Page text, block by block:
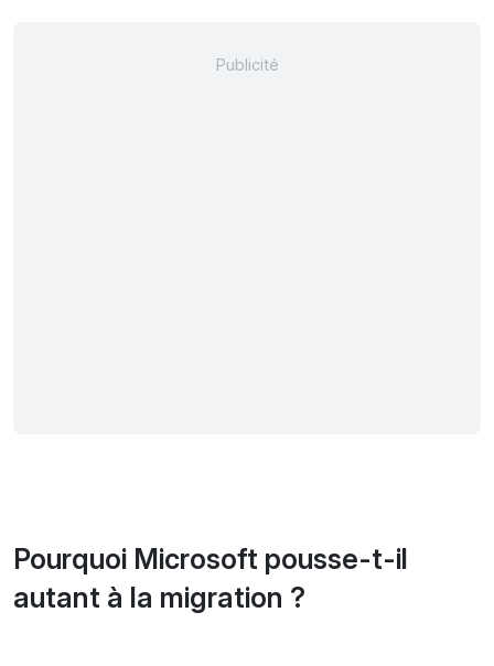
Pourquoi Microsoft pousse-t-il
autant à la migration ?